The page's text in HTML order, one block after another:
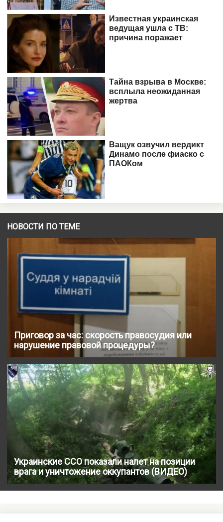
НОВОСТИ ПО ТЕМЕ
Приговор за час: скорость правосудия или
нарушение правовой процедуры?
Украинские ССО показали налет на позиции
врага и уничтожение оккупантов (ВИДЕО)